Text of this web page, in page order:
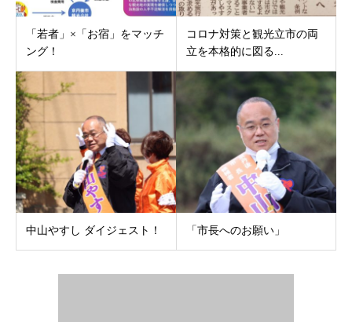
「若者」×「お宿」をマッチ
ング！
コロナ対策と観光立市の両
立を本格的に図る...
中山やすし ダイジェスト！ 「市長へのお願い」